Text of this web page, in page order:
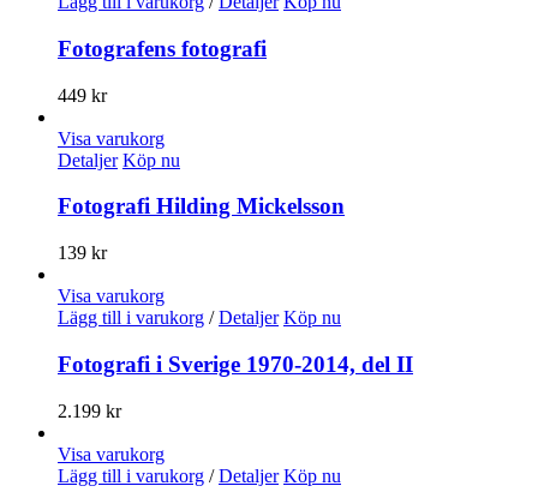
Fotografens fotografi
449 kr
Visa varukorg
Detaljer Köp nu
Fotografi Hilding Mickelsson
139 kr
Visa varukorg
Lägg till i varukorg / Detaljer Köp nu
Fotografi i Sverige 1970-2014, del II
2.199 kr
Visa varukorg
Lägg till i varukorg / Detaljer Köp nu